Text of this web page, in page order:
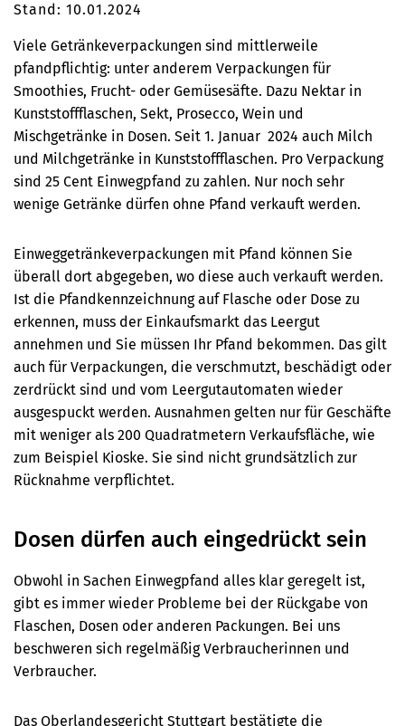
Stand: 10.01.2024
Viele Getränkeverpackungen sind mittlerweile
pfandpflichtig: unter anderem Verpackungen für
Smoothies, Frucht- oder Gemüsesäfte. Dazu Nektar in
Kunststoffflaschen, Sekt, Prosecco, Wein und
Mischgetränke in Dosen. Seit 1. Januar 2024 auch Milch
und Milchgetränke in Kunststoffflaschen. Pro Verpackung
sind 25 Cent Einwegpfand zu zahlen. Nur noch sehr
wenige Getränke dürfen ohne Pfand verkauft werden.
Einweggetränkeverpackungen mit Pfand können Sie
überall dort abgegeben, wo diese auch verkauft werden.
Ist die Pfandkennzeichnung auf Flasche oder Dose zu
erkennen, muss der Einkaufsmarkt das Leergut
annehmen und Sie müssen Ihr Pfand bekommen. Das gilt
auch für Verpackungen, die verschmutzt, beschädigt oder
zerdrückt sind und vom Leergutautomaten wieder
ausgespuckt werden. Ausnahmen gelten nur für Geschäfte
mit weniger als 200 Quadratmetern Verkaufsfläche, wie
zum Beispiel Kioske. Sie sind nicht grundsätzlich zur
Rücknahme verpflichtet.
Dosen dürfen auch eingedrückt sein
Obwohl in Sachen Einwegpfand alles klar geregelt ist,
gibt es immer wieder Probleme bei der Rückgabe von
Flaschen, Dosen oder anderen Packungen. Bei uns
beschweren sich regelmäßig Verbraucherinnen und
Verbraucher.
Das Oberlandesgericht Stuttgart bestätigte die